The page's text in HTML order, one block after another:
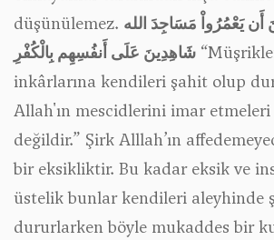
düşünülemez. يَعْمُرُواْ مَسَاجِدَ الله
شَاهِدِينَ عَلَى أَنفُسِهِم بِالْكُفْرِ
inkârlarına kendileri şahit olup
Allah'ın mescidlerini imar
değildir.” Şirk Alllah’ın
bir eksikliktir. Bu kadar eksik ve
üstelik bunlar kendileri aleyhinde
dururlarken böyle mukaddes bir